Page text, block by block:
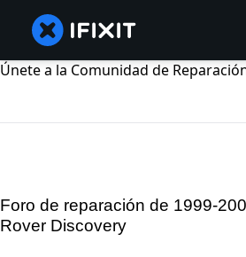
Únete a la Comunidad de
Foro de reparación de 1999-
Rover Discovery